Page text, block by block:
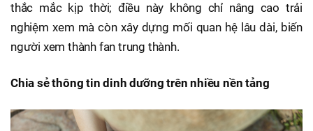
thắc mắc kịp thời; điều này không chỉ nâng cao trải
nghiệm xem mà còn xây dựng mối quan hệ lâu dài, biến
người xem thành fan trung thành.
Chia sẻ thông tin dinh dưỡng trên nhiều nền tảng